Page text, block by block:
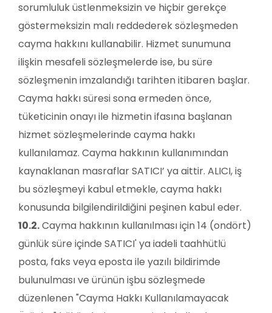
sorumluluk üstlenmeksizin ve hiçbir gerekçe
göstermeksizin malı reddederek sözleşmeden
cayma hakkını kullanabilir. Hizmet sunumuna
ilişkin mesafeli sözleşmelerde ise, bu süre
sözleşmenin imzalandığı tarihten itibaren başlar.
Cayma hakkı süresi sona ermeden önce,
tüketicinin onayı ile hizmetin ifasına başlanan
hizmet sözleşmelerinde cayma hakkı
kullanılamaz. Cayma hakkının kullanımından
kaynaklanan masraflar SATICI’ ya aittir. ALICI, iş
bu sözleşmeyi kabul etmekle, cayma hakkı
konusunda bilgilendirildiğini peşinen kabul eder.
10.2.Cayma hakkının kullanılması için 14 (ondört)
günlük süre içinde SATICI' ya iadeli taahhütlü
posta, faks veya eposta ile yazılı bildirimde
bulunulması ve ürünün işbu sözleşmede
düzenlenen "Cayma Hakkı Kullanılamayacak